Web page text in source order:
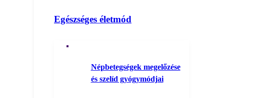
Egészséges életmód
Népbetegségek megelőzése
és szelíd gyógymódjai